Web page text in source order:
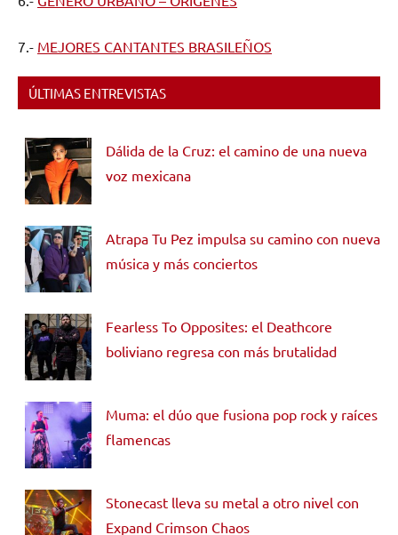
7.- MEJORES CANTANTES BRASILEÑOS
ÚLTIMAS ENTREVISTAS
Dálida de la Cruz: el camino de una nueva
voz mexicana
Atrapa Tu Pez impulsa su camino con nueva
música y más conciertos
Fearless To Opposites: el Deathcore
boliviano regresa con más brutalidad
Muma: el dúo que fusiona pop rock y raíces
flamencas
Stonecast lleva su metal a otro nivel con
Expand Crimson Chaos